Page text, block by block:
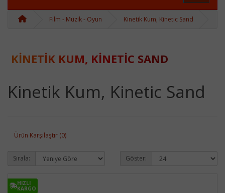
Film - Müzik - Oyun Kinetik Kum, Kinetic Sand
KINETIK KUM, KINETIC SAND
Kinetik Kum, Kinetic Sand
Ürün Karşılaştır (0)
Sırala: Göster:
HIZLI
KARGO
HIZLI
KARGO